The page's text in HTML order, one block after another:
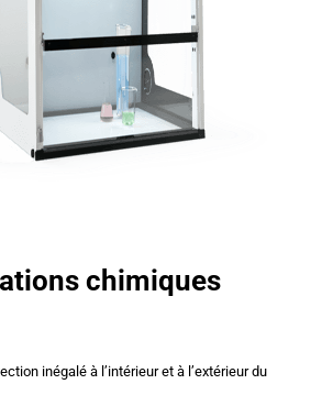
chimiques
inégalé à l’intérieur et à l’extérieur du